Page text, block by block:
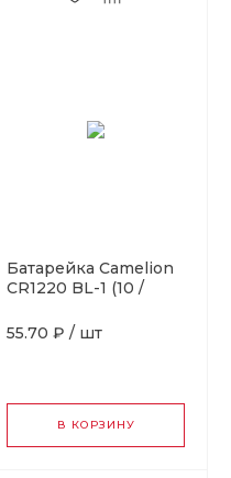
Батарейка Camelion
CR1220 BL-1 (10 /
55.70 ₽ / шт
В КОРЗИНУ